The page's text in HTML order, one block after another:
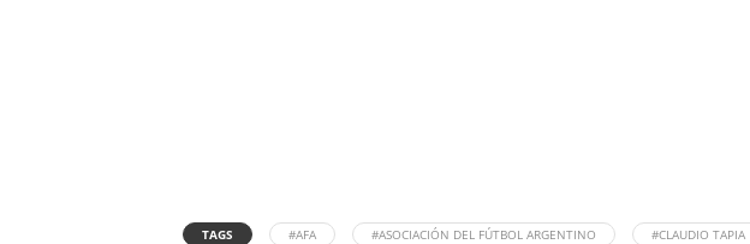
TAGS #AFA #ASOCIACIÓN DEL FÚTBOL ARGENTINO #CLAUDIO TAPIA